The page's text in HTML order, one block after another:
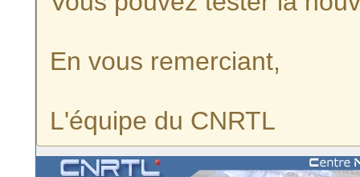
En vous remerciant,
L'équipe du CNRTL